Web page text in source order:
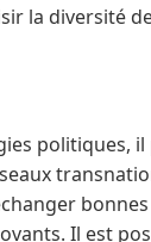
la diversité
politiques,
Il est